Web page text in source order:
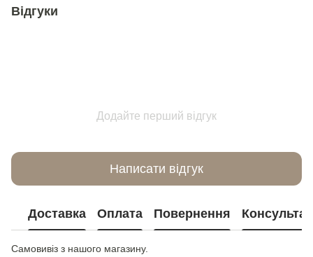
Відгуки
Додайте перший відгук
Написати відгук
Доставка Оплата Повернення
Самовивіз з нашого магазину.